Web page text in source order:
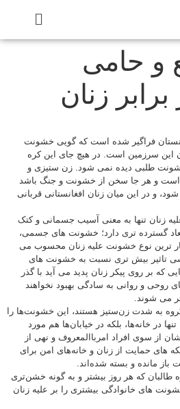
و حامی
زنان
فراگیر شده است که گویی خشونت
این سرزمین است. در هیچ جای این کره
طلبی دیده نمی شود. زن ستیزی و
است و هر جا سخن از خشونت و جنگ باشد
و در این میان زنان افغانستانی قربانی
زنان تنها به معنی آسیب جسمانی و کتک
گسترده تری دارد؛ خشونت های جسمی،
ترین نوع خشونت علیه زنان محسوب می
تاثیر بیش تری نسبت به خشونت های
که بر روی پیکر زنان پدید می آید با گذر
روحی و روانی به سادگی بهبود نخواهند
می شوند.
به شدت زن‌ستیز هستند، این خشونت‌ها را
در خانه‌ها، بلکه در خیابان‌ها هم مورد
از سوی افراد امرباالمعروف و نهی از
حمایت از زنان و خانه‌های امن برای
باز مانده و بسته شده‌اند.
که هر روز بیشتر و به گونه خشن‌تری
های خانوادگی بیشتری را بر علیه زنان